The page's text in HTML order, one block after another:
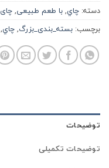
دسته: چاي,با طعم طبیعی,
برچسب: بسته_بندی_بزرگ,چاي,
توضیحات
توضیحات تکمیلی